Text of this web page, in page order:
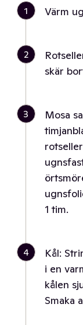
1 Värm
2
skär
3
Mosa
1 tim.
4
Kål:
i en
kålen
Smaka